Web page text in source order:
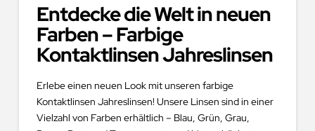
Entdecke die Welt in neuen
Farben – Farbige
Kontaktlinsen Jahreslinsen
Erlebe einen neuen Look mit unseren farbige
Kontaktlinsen Jahreslinsen! Unsere Linsen sind in einer
Vielzahl von Farben erhältlich – Blau, Grün, Grau,